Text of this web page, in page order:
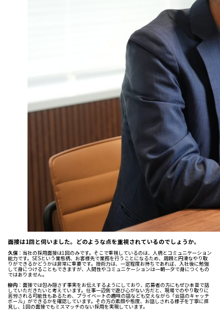
面接は1回と伺いました。どのような点を重視されているのでしょうか。
久保 ：当社の採用面接は1回のみです。そこで重視しているのは、人柄とコミュニケーション
能力です。SESという業態柄、お客様先で業務を行うことになるため、周囲と円滑なやり取
りができるかどうかは非常に重要です。技術力は、一定程度お持ちであれば、入社後に勉強
して身につけることもできますが、人間性やコミュニケーションは一朝一夕で身につくもの
ではありません。
柳内 ：面接では包み隠さず事実をお伝えするようにしており、応募者の方にもぜひ本音で話
していただきたいと考えています。仕事一辺倒で遊び心がない方だと、現場でのやり取りに
苦労される可能性もあるため、プライベートの趣味の話なども交えながら「会話のキャッチ
ボール」ができるかを確認しています。その方の素顔や態度、お話しされる様子を丁寧に拝
見し、1回の面接でもミスマッチのない採用を実現しています。